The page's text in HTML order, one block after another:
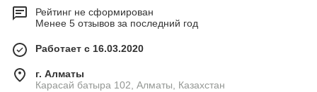
Рейтинг не сформирован
Менее 5 отзывов за последний год
Работает с 16.03.2020
г. Алматы
Карасай батыра 102, Алматы, Казахстан